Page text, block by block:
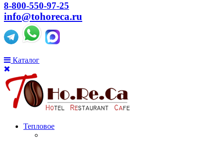
8-800-550-97-25
info@tohoreca.ru
Каталог
Тепловое